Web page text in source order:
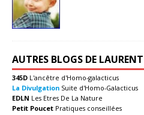
AUTRES BLOGS DE LAURENT
345D L'ancêtre d'Homo-galacticus
La Divulgation Suite d'Homo-Galacticus
EDLN Les Etres De La Nature
Petit Poucet Pratiques conseillées